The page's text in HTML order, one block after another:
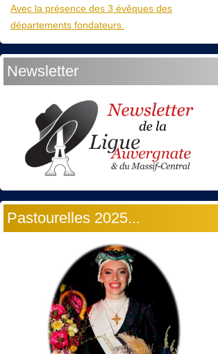
Avec la présence des 3 évêques des
départements fondateurs.
Newsletter
Pastourelles 2025...